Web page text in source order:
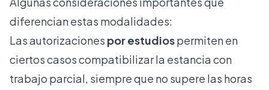
diferencian estas modalidades:
Las autorizaciones por estudiospermiten en
ciertos casos compatibilizar la estancia con
trabajo parcial, siempre que no supere las horas